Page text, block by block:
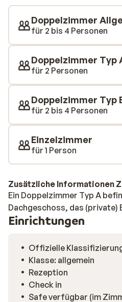
sich die Kinder von Montag
austoben, während Sie im
entspannen. Hier können Sie
Vergütung richtig schön im
dem türkischen Dampfbad
Doppelzimmer
für 2 bis 4 Personen
Doppelzimmer Typ
für 2 Personen
Doppelzimmer Typ
für 2 bis 4 Personen
Einzelzimmer
für 1 Person
Zusätzliche Informationen
Ein Doppelzimmer Typ A
Dachgeschoss, das (private)
Einrichtungen
Offizielle
Klasse: allgemein
Rezeption
Check in
Safe verfügbar (im